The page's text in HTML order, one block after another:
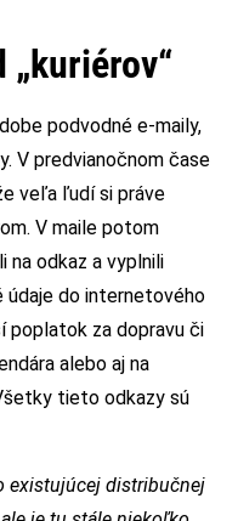
„kuriérov“
podvodné e-maily,
V predvianočnom čase
veľa ľudí si práve
V maile potom
na odkaz a vyplnili
údaje do internetového
poplatok za dopravu či
alebo aj na
tieto odkazy sú
existujúcej distribučnej